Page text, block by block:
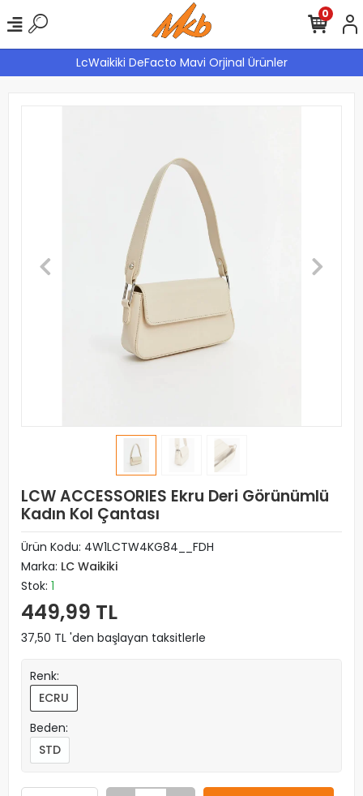
LcWaikiki DeFacto Mavi Orjinal Ürünler
0
LCW ACCESSORIES Ekru Deri Görünümlü
Kadın Kol Çantası
Ürün Kodu: 4W1LCTW4KG84__FDH
Marka: LC Waikiki
Stok: 1
449,99 TL
37,50 TL 'den başlayan taksitlerle
Renk:
ECRU
Beden:
STD